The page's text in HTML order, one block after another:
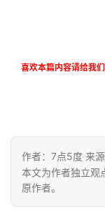
喜欢本篇内容请给我
作者：7点5度 来
本文为作者独立观
原作者。